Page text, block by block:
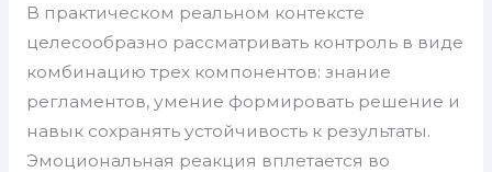
В практическом реальном контексте
целесообразно рассматривать контроль в виде
комбинацию трех компонентов: знание
регламентов, умение формировать решение и
навык сохранять устойчивость к результаты.
Эмоциональная реакция вплетается во